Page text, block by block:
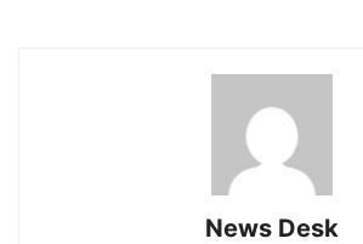
News Desk